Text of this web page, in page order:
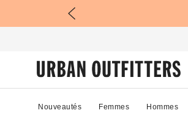
Nouveautés Femmes Hommes